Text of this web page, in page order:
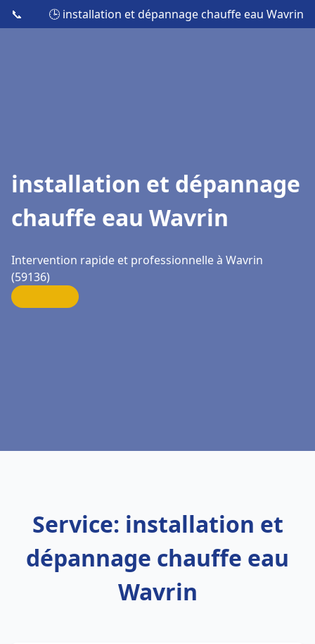
📞 🕒 installation et dépannage chauffe eau Wavrin
installation et dépannage
chauffe eau Wavrin
Intervention rapide et professionnelle à Wavrin
(59136)
Service: installation et
dépannage chauffe eau
Wavrin